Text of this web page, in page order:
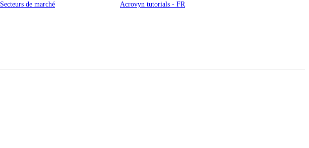
Secteurs de marché Acrovyn tutorials - FR